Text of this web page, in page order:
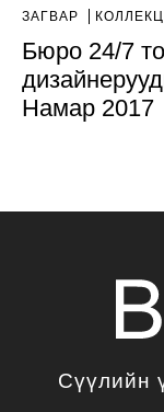
ЗАГВАР
Бюро 24/7
Намар 2017
Сүүлийн